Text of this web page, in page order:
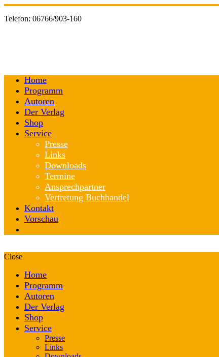
Telefon: 06766/903-160
Home
Programm
Autoren
Der Verlag
Shop
Service
Presse
Links
Downloads
Termine
Ansprechpartner
Vertretung Buchhandel
Kontakt
Vorschau
Close
Home
Programm
Autoren
Der Verlag
Shop
Service
Presse
Links